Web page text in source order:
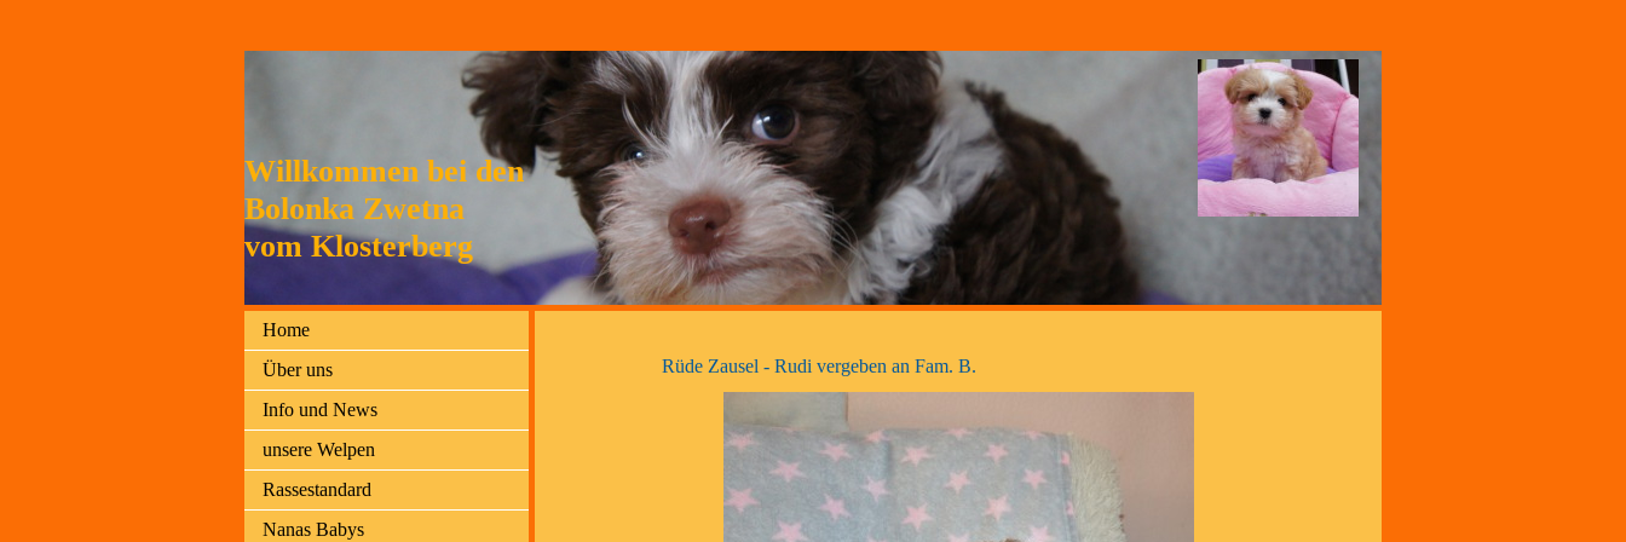
Willkommen bei den
Bolonka Zwetna
vom Klosterberg
Home
Über uns
Info und News
unsere Welpen
Rassestandard
Nanas Babys
Rüde Zausel - Rudi vergeben an Fam. B.